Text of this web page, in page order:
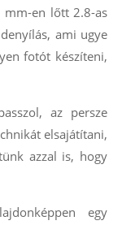
mm-en lőtt 2.8-as
ami ugye
fotót készíteni,
az persze
elsajátítani,
azzal is, hogy
egy